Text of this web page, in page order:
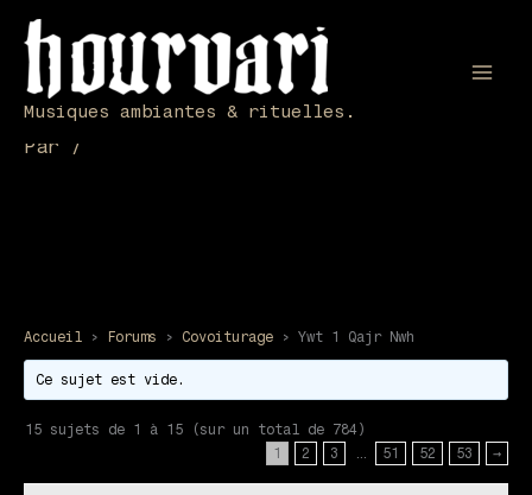
contenu
Musiques ambiantes & rituelles.
Ywt 1 Qajr Nwh
Par /
Accueil › Forums › Covoiturage › Ywt 1 Qajr Nwh
Ce sujet est vide.
15 sujets de 1 à 15 (sur un total de 784)
1
2 3 … 51 52 53 →